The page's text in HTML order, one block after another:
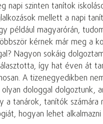
szinten tanítok
mellett a napi
magyarórán,
kérnek már meg
Nagyon sokáig
így hat éven át
A tizenegyedikben
dologgal
tanárok, tanítók
hogyan lehet